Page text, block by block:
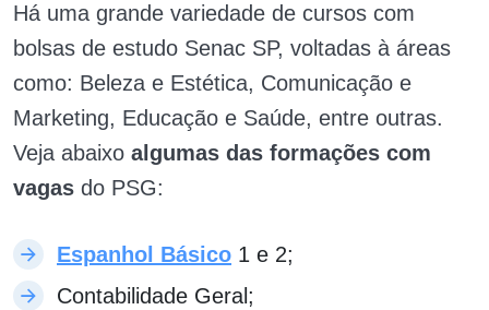
Há uma grande variedade de cursos com
bolsas de estudo Senac SP, voltadas à áreas
como: Beleza e Estética, Comunicação e
Marketing, Educação e Saúde, entre outras.
Veja abaixo algumas das formações com
vagas do PSG:
Espanhol Básico 1 e 2;
Contabilidade Geral;